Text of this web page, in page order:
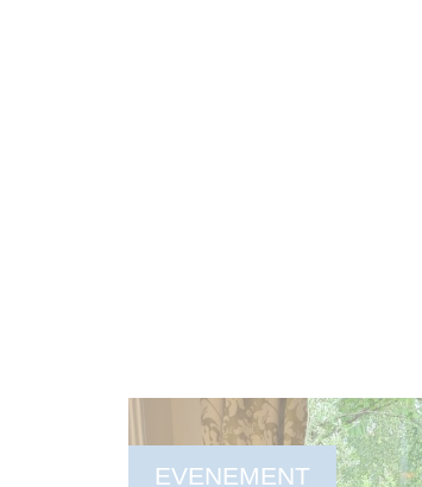
EVENEMENT